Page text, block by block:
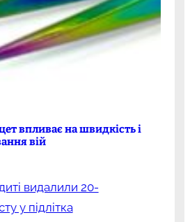
впливає на швидкість і
вій